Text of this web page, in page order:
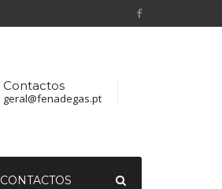
Contactos
geral@fenadegas.pt
CONTACTOS